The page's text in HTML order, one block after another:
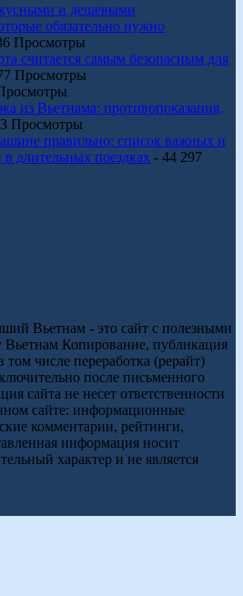
и дешевыми
обязательно нужно
Просмотры
считается самым безопасным для
Просмотры
из Вьетнама: противопоказания,
Просмотры
правильно: список важных и
длительных поездках - 44 297
Вьетнам - это сайт с полезными
Вьетнам Копирование, публикация
числе переработка (рерайт)
после письменного
сайта не несет ответственности
сайте: информационные
комментарии, рейтинги,
информация носит
характер и не является